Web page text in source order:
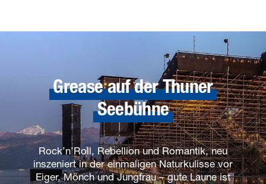
Grease auf der Thuner
Seebühne
Rock’n’Roll, Rebellion und Romantik, neu
inszeniert in der einmaligen Naturkulisse vor
Eiger, Mönch und Jungfrau – gute Laune ist